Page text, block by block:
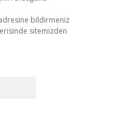
bildirmeniz
sitemizden